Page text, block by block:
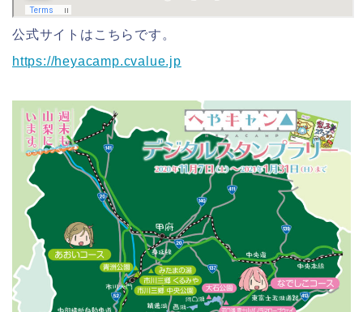
公式サイトはこちらです。
https://heyacamp.cvalue.jp